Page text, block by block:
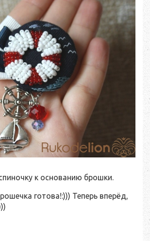
к основанию брошки.
готова!:))) Теперь вперёд,